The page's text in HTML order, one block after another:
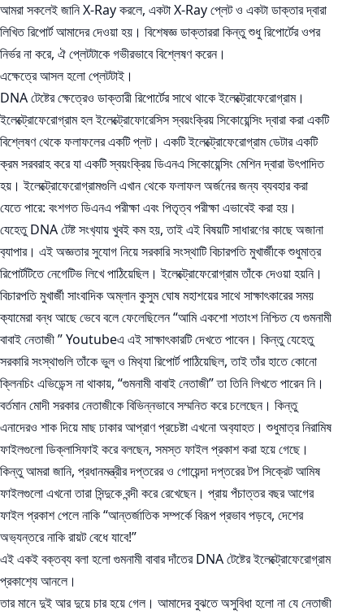
আমরা সকলেই জানি X-Ray করলে, একটা X-Ray প্লেট ও একটা ডাক্তার দ্বারা
লিখিত রিপোর্ট আমাদের দেওয়া হয়। বিশেষজ্ঞ ডাক্তাররা কিন্তু শুধু রিপোর্টের ওপর
নির্ভর না করে, ঐ প্লেটটাকে গভীরভাবে বিশ্লেষণ করেন।
এক্ষেত্রে আসল হলো প্লেটটাই।
DNA টেষ্টের ক্ষেত্রেও ডাক্তারী রিপোর্টের সাথে থাকে ইলেক্ট্রোফেরোগ্রাম।
ইলেক্ট্রোফেরোগ্রাম হল ইলেক্ট্রোফোরেসিস স্বয়ংক্রিয় সিকোয়েন্সিং দ্বারা করা একটি
বিশ্লেষণ থেকে ফলাফলের একটি প্লট। একটি ইলেক্ট্রোফেরোগ্রাম ডেটার একটি
ক্রম সরবরাহ করে যা একটি স্বয়ংক্রিয় ডিএনএ সিকোয়েন্সিং মেশিন দ্বারা উৎপাদিত
হয়। ইলেক্ট্রোফেরোগ্রামগুলি এখান থেকে ফলাফল অর্জনের জন্য ব্যবহার করা
যেতে পারে: বংশগত ডিএনএ পরীক্ষা এবং পিতৃত্ব পরীক্ষা এভাবেই করা হয়।
যেহেতু DNA টেষ্ট সংখ‍্যায় খুবই কম হয়, তাই এই বিষয়টি সাধারণের কাছে অজানা
ব‍্যাপার। এই অজ্ঞতার সুযোগ নিয়ে সরকারি সংস্থাটি বিচারপতি মুখার্জীকে শুধুমাত্র
রিপোর্টটিতে নেগেটিভ লিখে পাঠিয়েছিল। ইলেক্ট্রোফেরোগ্রাম তাঁকে দেওয়া হয়নি।
বিচারপতি মুখার্জী সাংবাদিক অম্লান কুসুম ঘোষ মহাশয়ের সাথে সাক্ষাৎকারের সময়
ক‍্যামেরা বন্ধ আছে ভেবে বলে ফেলেছিলেন “আমি একশো শতাংশ নিশ্চিত যে গুমনামী
বাবাই নেতাজী ” Youtubeএ এই সাক্ষাৎকারটি দেখতে পাবেন। কিন্তু যেহেতু
সরকারি সংস্থাগুলি তাঁকে ভুল ও মিথ‍্যা রিপোর্ট পাঠিয়েছিল, তাই তাঁর হাতে কোনো
ক্লিনচিং এভিডেন্স না থাকায়, “গুমনামী বাবাই নেতাজী” তা তিনি লিখতে পারেন নি।
বর্তমান মোদী সরকার নেতাজীকে বিভিন্নভাবে সম্মনিত করে চলেছেন। কিন্তু
এনাদেরও শাক দিয়ে মাছ ঢাকার আপ্রাণ প্রচেষ্টা এখনো অব‍্যাহত। শুধুমাত্র নিরামিষ
ফাইলগুলো ডিক্লাসিফাই করে বলছেন, সমস্ত ফাইল প্রকাশ করা হয়ে গেছে।
কিন্তু আমরা জানি, প্রধানমন্ত্রীর দপ্তরের ও গোয়েন্দা দপ্তরের টপ সিক্রেট আমিষ
ফাইলগুলো এখনো তারা সিন্দুকে বন্দী করে রেখেছেন। প্রায় পঁচাত্তর বছর আগের
ফাইল প্রকাশ পেলে নাকি “আন্তর্জাতিক সম্পর্কে বিরূপ প্রভাব পড়বে, দেশের
অভ‍্যন্তরে নাকি রায়ট বেধে যাবে!”
এই একই বক্তব্য বলা হলো গুমনামী বাবার দাঁতের DNA টেষ্টের ইলেক্ট্রোফেরোগ্রাম
প্রকাশ‍্যে আনলে।
তার মানে দুই আর দুয়ে চার হয়ে গেল। আমাদের বুঝতে অসুবিধা হলো না যে নেতাজী